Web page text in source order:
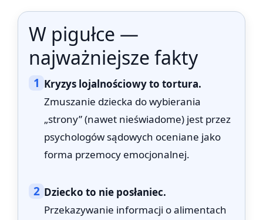
W pigułce —
najważniejsze fakty
1 Kryzys lojalnościowy to tortura.
Zmuszanie dziecka do wybierania
„strony” (nawet nieświadome) jest przez
psychologów sądowych oceniane jako
forma przemocy emocjonalnej.
2 Dziecko to nie posłaniec.
Przekazywanie informacji o alimentach